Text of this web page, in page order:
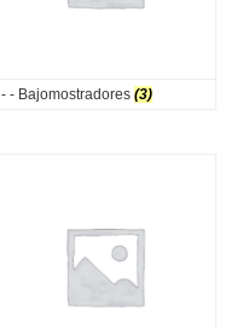
- - Bajomostradores (3)